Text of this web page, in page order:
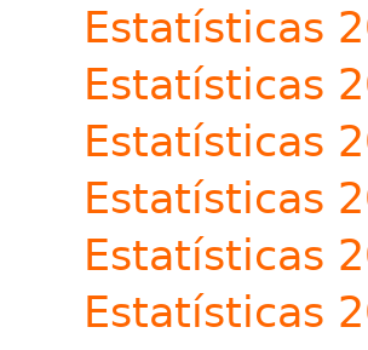
Estatísticas
Estatísticas
Estatísticas
Estatísticas
Estatísticas
Estatísticas